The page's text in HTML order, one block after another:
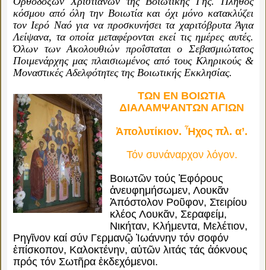
κόσμου από όλη την Βοιωτία και όχι μόνο κατακλύζει
τον Ιερό Ναό για να προσκυνήσει τα χαριτόβρυτα Άγια
Λείψανα, τα οποία μεταφέρονται εκεί τις ημέρες αυτές.
Όλων των Ακολουθιών προΐσταται ο Σεβασμιώτατος
Ποιμενάρχης μας πλαισιωμένος από τους Κληρικούς &
Μοναστικές Αδελφότητες της Βοιωτικής Εκκλησίας.
ΤΩΝ ΕΝ ΒΟΙΩΤΙΑ
ΔΙΑΛΑΜΨΑΝΤΩΝ ΑΓΙΩΝ
Ἀπολυτίκιον. Ἦχος πλ. α’.
Τόν συνάναρχον λόγον.
Βοιωτῶν τούς Ἐφόρους
ἀνευφημήσωμεν, Λουκᾶν
Ἀπόστολον Ροῦφον, Στειρίου
κλέος Λουκᾶν, Σεραφείμ,
Νικήταν, Κλήμεντα, Μελέτιον,
Ρηγῖνον καί σύν Γερμανῷ Ἰωάννην τόν σοφόν
ἐπίσκοπον, Καλοκτένην, αὐτῶν λιτάς τάς ἀόκνους
πρός τόν Σωτῆρα ἐκδεχόμενοι.